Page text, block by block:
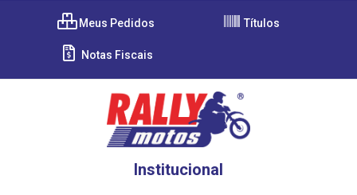
Meus Pedidos Títulos
Notas Fiscais
Institucional